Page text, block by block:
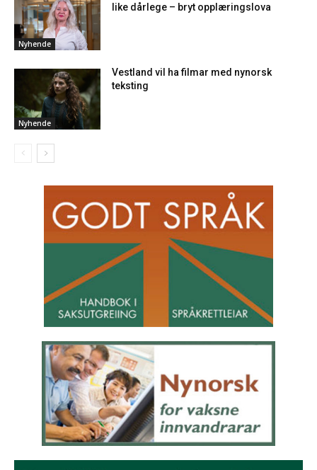
Nyhende
like dårlege – bryt opplæringslova
Nyhende
Vestland vil ha filmar med nynorsk
teksting